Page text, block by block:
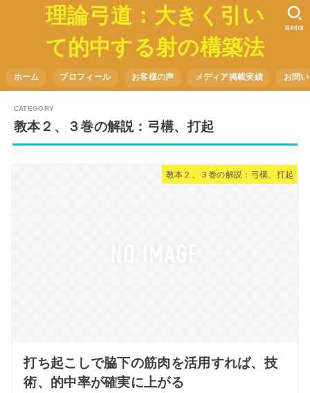
理論弓道：大きく引い
て的中する射の構築法
ホーム プロフィール お客様の声 メディア掲載実績 お問
SEARCH
教本２、３巻の解説：弓構、打起
教本２、３巻の解説：弓構、打起
打ち起こしで脇下の筋肉を活用すれば、技
術、的中率が確実に上がる